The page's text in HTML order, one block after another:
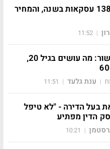
קריית שרת: 138 עסקאות בשנה, והמחיר
|
11:52
פנסיה לפי עשור: מה עושים בגיל 20,
| ענת גלעד |
11:51
בעל הדירה - "לא טיפל
הדין מפתיע
|
10:21